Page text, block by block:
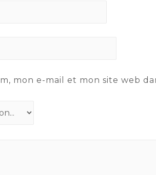
mon e-mail et mon site web